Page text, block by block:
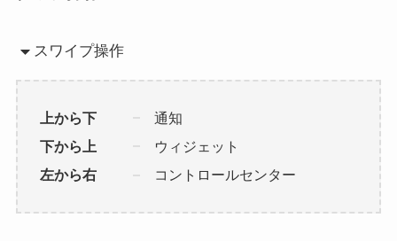
スワイプ操作
上から下
通知
下から上
ウィジェット
左から右
コントロールセンター